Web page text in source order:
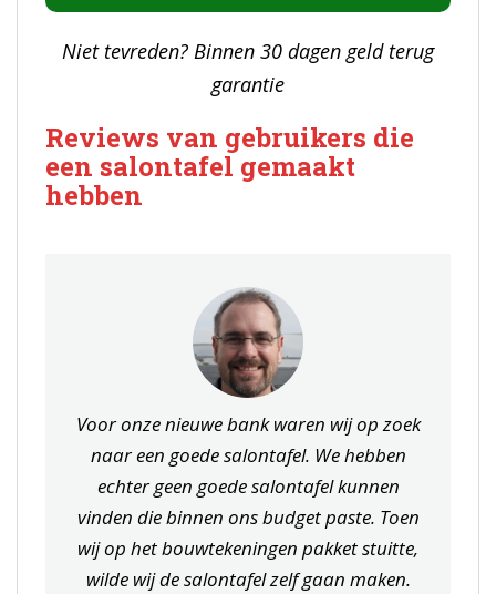
Niet tevreden? Binnen 30 dagen geld terug
garantie
Reviews van gebruikers die
een salontafel gemaakt
hebben
Voor onze nieuwe bank waren wij op zoek
naar een goede salontafel. We hebben
echter geen goede salontafel kunnen
vinden die binnen ons budget paste. Toen
wij op het bouwtekeningen pakket stuitte,
wilde wij de salontafel zelf gaan maken.